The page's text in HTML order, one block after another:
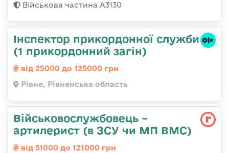
Військова частина А3130
Інспектор прикордонної служби
(1 прикордонний загін)
від 25000 до 125000 грн
Рівне, Рівненська область
Військовослужбовець –
артилерист (в ЗСУ чи МП ВМС)
від 51000 до 121000 грн